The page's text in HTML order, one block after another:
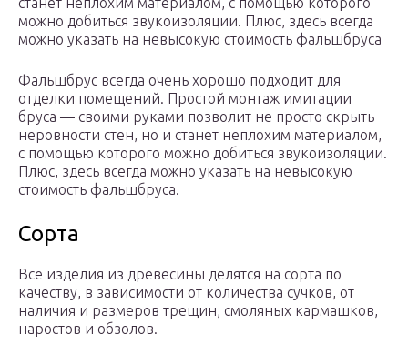
можно добиться звукоизоляции. Плюс, здесь всегда
можно указать на невысокую стоимость фальшбруса
Фальшбрус всегда очень хорошо подходит для
отделки помещений. Простой монтаж имитации
бруса — своими руками позволит не просто скрыть
неровности стен, но и станет неплохим материалом,
с помощью которого можно добиться звукоизоляции.
Плюс, здесь всегда можно указать на невысокую
стоимость фальшбруса.
Сорта
Все изделия из древесины делятся на сорта по
качеству, в зависимости от количества сучков, от
наличия и размеров трещин, смоляных кармашков,
наростов и обзолов.